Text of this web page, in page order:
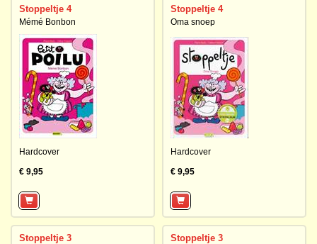
Stoppeltje 4
Mémé Bonbon
Hardcover
€ 9,95
Stoppeltje 4
Oma snoep
Hardcover
€ 9,95
Stoppeltje 3 Stoppeltje 3